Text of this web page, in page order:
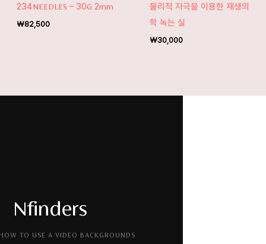
234NEEDLES – 30G 2mm
₩82,500
물리적 자극을 이용한 재생의
학 녹는 실
₩30,000
Nfinders
TO USE A VIDEO BACKGROUNDS